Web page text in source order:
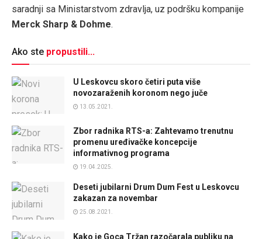
saradnji sa Ministarstvom zdravlja, uz podršku kompanije
Merck Sharp & Dohme.
Ako ste propustili...
U Leskovcu skoro četiri puta više
novozaraženih koronom nego juče
13.05.2021.
Zbor radnika RTS-a: Zahtevamo trenutnu
promenu uređivačke koncepcije
informativnog programa
19.04.2025.
Deseti jubilarni Drum Dum Fest u Leskovcu
zakazan za novembar
25.08.2021.
Kako je Goca Tržan razočarala publiku na